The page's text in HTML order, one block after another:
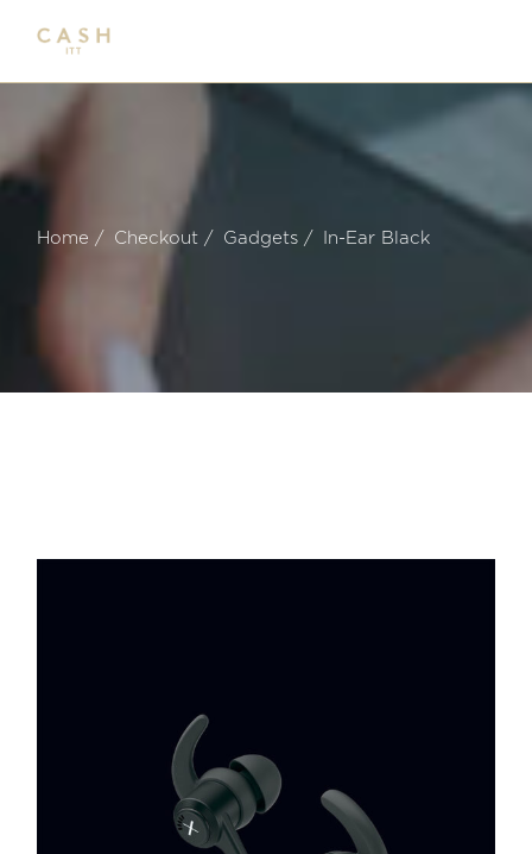
Home Checkout Gadgets In-Ear Black